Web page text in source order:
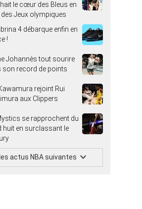
le cœur des Bleus en
Jeux olympiques
4 débarque enfin en
!
Johannès tout sourire
son record de points
rejoint Rui
aux Clippers
se rapprochent du
huit en surclassant le
actus NBA suivantes